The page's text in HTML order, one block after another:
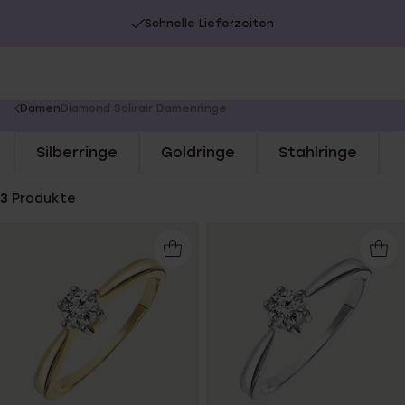
Schnelle Lieferzeiten
You
here:
Damen Diamond Solirair Damenringe
Silberringe Goldringe Stahlringe
3 Produkte